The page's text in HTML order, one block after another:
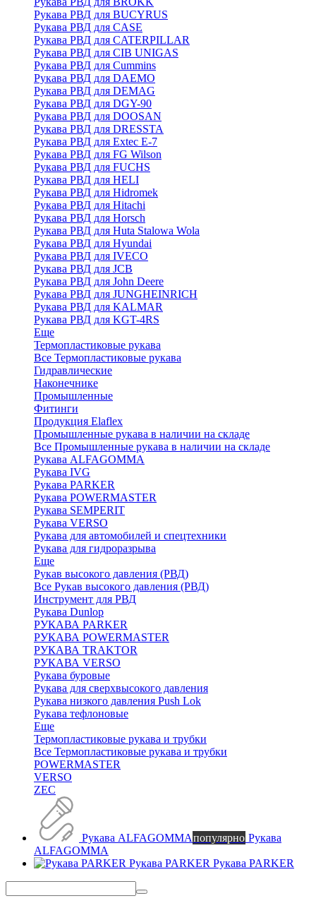
Рукава РВД для BUCYRUS
Рукава РВД для CASE
Рукава РВД для CATERPILLAR
Рукава РВД для CIB UNIGAS
Рукава РВД для Cummins
Рукава РВД для DAEMO
Рукава РВД для DEMAG
Рукава РВД для DGY-90
Рукава РВД для DOOSAN
Рукава РВД для DRESSTA
Рукава РВД для Extec E-7
Рукава РВД для FG Wilson
Рукава РВД для FUCHS
Рукава РВД для HELI
Рукава РВД для Hidromek
Рукава РВД для Hitachi
Рукава РВД для Horsch
Рукава РВД для Huta Stalowa Wola
Рукава РВД для Hyundai
Рукава РВД для IVECO
Рукава РВД для JCB
Рукава РВД для John Deere
Рукава РВД для JUNGHEINRICH
Рукава РВД для KALMAR
Рукава РВД для KGT-4RS
Еще
Термопластиковые рукава
Все Термопластиковые рукава
Гидравлические
Наконечнике
Промышленные
Фитинги
Продукция Elaflex
Промышленные рукава в наличии на складе
Все Промышленные рукава в наличии на складе
Рукава ALFAGOMMA
Рукава IVG
Рукава PARKER
Рукава POWERMASTER
Рукава SEMPERIT
Рукава VERSO
Рукава для автомобилей и спецтехники
Рукава для гидроразрыва
Еще
Рукав высокого давления (РВД)
Все Рукав высокого давления (РВД)
Инструмент для РВД
Рукава Dunlop
РУКАВА PARKER
РУКАВА POWERMASTER
РУКАВА TRAKTOR
РУКАВА VERSO
Рукава буровые
Рукава для сверхвысокого давления
Рукава низкого давления Push Lok
Рукава тефлоновые
Еще
Термопластиковые рукава и трубки
Все Термопластиковые рукава и трубки
POWERMASTER
VERSO
ZEC
Рукава ALFAGOMMAпопулярно Рукава
ALFAGOMMA
Рукава PARKER Рукава PARKER